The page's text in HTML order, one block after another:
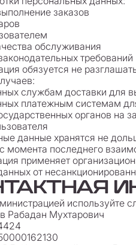
заказов
обслуживания
требований
обязуется не
службам доставки для
платежным системам
органов на
данные хранятся не
момента последнего
применяет
от
используйте
Рабадан Мухтарович